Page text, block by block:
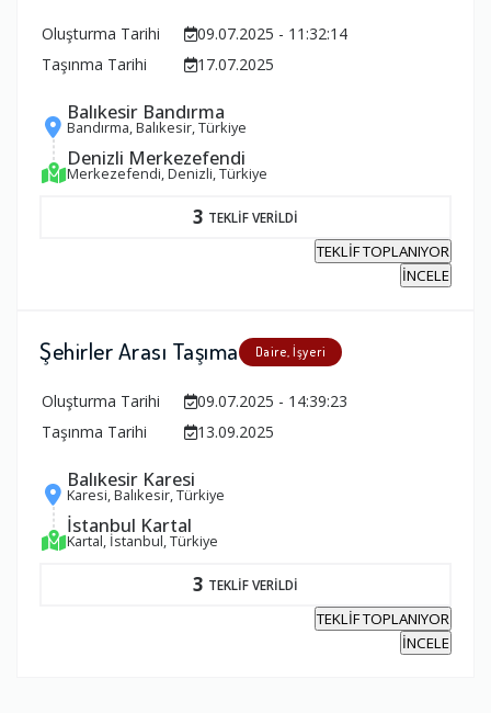
Oluşturma Tarihi
09.07.2025 - 11:32:14
Taşınma Tarihi
17.07.2025
Balıkesir Bandırma
Bandırma, Balıkesir, Türkiye
Denizli Merkezefendi
Merkezefendi, Denizli, Türkiye
3 TEKLİF VERİLDİ
TEKLİF TOPLANIYOR
İNCELE
Şehirler Arası Taşıma Daire, İşyeri
Oluşturma Tarihi
09.07.2025 - 14:39:23
Taşınma Tarihi
13.09.2025
Balıkesir Karesi
Karesi, Balıkesir, Türkiye
İstanbul Kartal
Kartal, İstanbul, Türkiye
3 TEKLİF VERİLDİ
TEKLİF TOPLANIYOR
İNCELE